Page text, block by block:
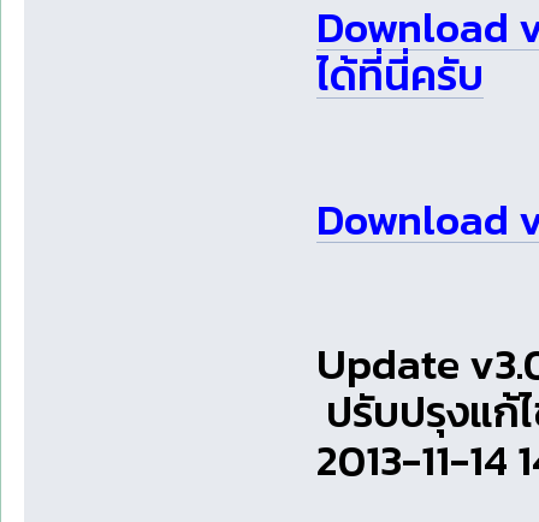
Download
ได้ที่นี่ครับ
Download
Update
ปรับปรุงแก้
2013-11-14